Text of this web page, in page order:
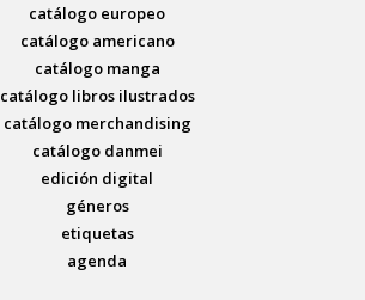
catálogo europeo
catálogo americano
catálogo manga
catálogo libros ilustrados
catálogo merchandising
catálogo danmei
edición digital
géneros
etiquetas
agenda